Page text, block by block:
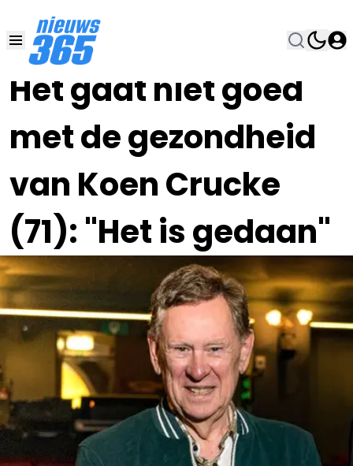
Het gaat niet goed
met de gezondheid
van Koen Crucke
(71): "Het is gedaan"
24 JUN 2023, 19:00